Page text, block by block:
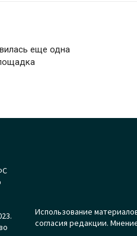
еще одна
Использование
согласия редакции.